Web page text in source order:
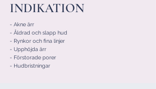
INDIKATION
- Akne ärr
- Åldrad och slapp hud
- Rynkor och fina linjer
- Upphöjda ärr
- Förstorade porer
- Hudbristningar